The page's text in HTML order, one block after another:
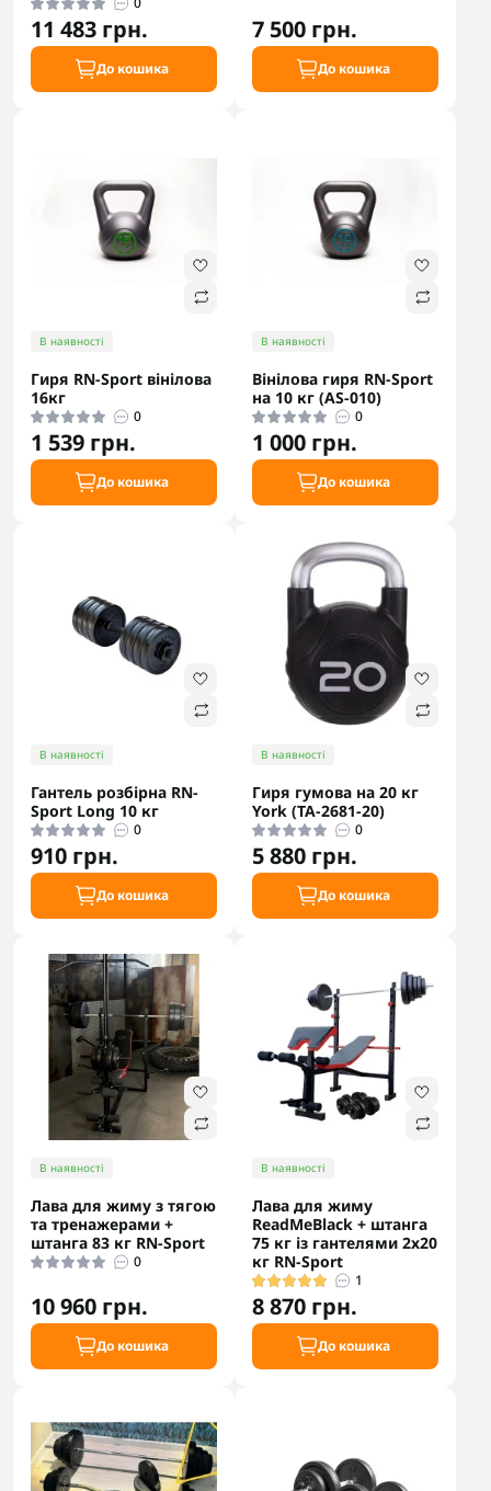
11 483 грн.
До кошика
7 500 грн.
До кошика
В наявності
Гиря RN-Sport вінілова
16кг
0
1 539 грн.
До кошика
В наявності
Вінілова гиря RN-Sport
на 10 кг (AS-010)
0
1 000 грн.
До кошика
В наявності
Гантель розбірна RN-
Sport Long 10 кг
0
910 грн.
До кошика
В наявності
Гиря гумова на 20 кг
York (TA-2681-20)
0
5 880 грн.
До кошика
В наявності
Лава для жиму з тягою
та тренажерами +
штанга 83 кг RN-Sport
0
10 960 грн.
До кошика
В наявності
Лава для жиму
ReadMeBlack + штанга
75 кг із гантелями 2х20
кг RN-Sport
1
8 870 грн.
До кошика